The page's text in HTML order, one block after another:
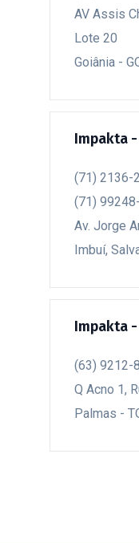
AV Assis
Lote 20
Goiânia -
Impakta
(71) 2136-
(71)
Av. Jorge
Imbuí,
Impakta
(63) 9212-
Q Acno 1,
Palmas -